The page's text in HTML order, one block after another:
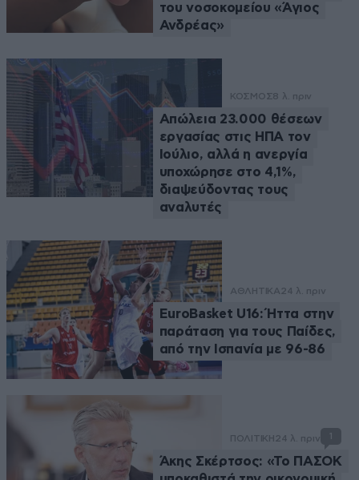
του νοσοκομείου «Άγιος
Ανδρέας»
ΚΟΣΜΟΣ8 λ. πριν
Απώλεια 23.000 θέσεων
εργασίας στις ΗΠΑ τον
Ιούλιο, αλλά η ανεργία
υποχώρησε στο 4,1%,
διαψεύδοντας τους
αναλυτές
ΑΘΛΗΤΙΚΑ24 λ. πριν
EuroBasket U16: Ήττα στην
παράταση για τους Παίδες,
από την Ισπανία με 96-86
ΠΟΛΙΤΙΚΗ 24 λ. πριν 1
Άκης Σκέρτσος: «Το ΠΑΣΟΚ